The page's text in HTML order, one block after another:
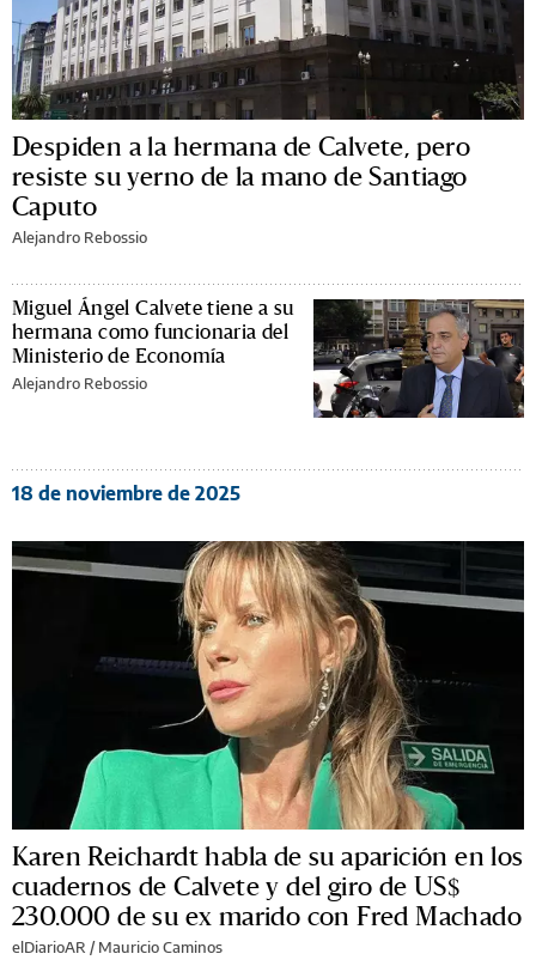
Despiden a la hermana de Calvete, pero
resiste su yerno de la mano de Santiago
Caputo
Alejandro Rebossio
Miguel Ángel Calvete tiene a su
hermana como funcionaria del
Ministerio de Economía
Alejandro Rebossio
18 de noviembre de 2025
Karen Reichardt habla de su aparición en los
cuadernos de Calvete y del giro de US$
230.000 de su ex marido con Fred Machado
elDiarioAR /Mauricio Caminos